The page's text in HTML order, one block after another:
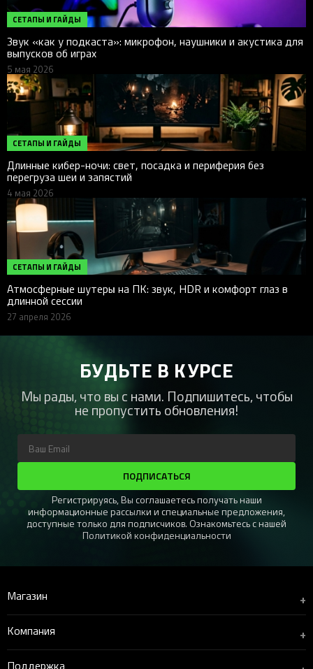
СЕТАПЫ И ГАЙДЫ
Звук «как у подкаста»: микрофон, наушники и акустика для
выпусков об играх
5 мая 2026
СЕТАПЫ И ГАЙДЫ
Длинные кибер-ночи: свет, посадка и периферия без
перегруза шеи и запястий
4 мая 2026
СЕТАПЫ И ГАЙДЫ
Атмосферные шутеры на ПК: звук, HDR и комфорт глаз в
длинной сессии
27 апреля 2026
БУДЬТЕ В КУРСЕ
Мы рады, что вы с нами. Подпишитесь, чтобы
не пропустить обновления!
ПОДПИСАТЬСЯ
Регистрируясь, Вы соглашаетесь получать наши
информационные рассылки и специальные предложения,
доступные только для подписчиков. Ознакомьтесь с нашей
Политикой конфиденциальности
Магазин +
Компания +
Поддержка